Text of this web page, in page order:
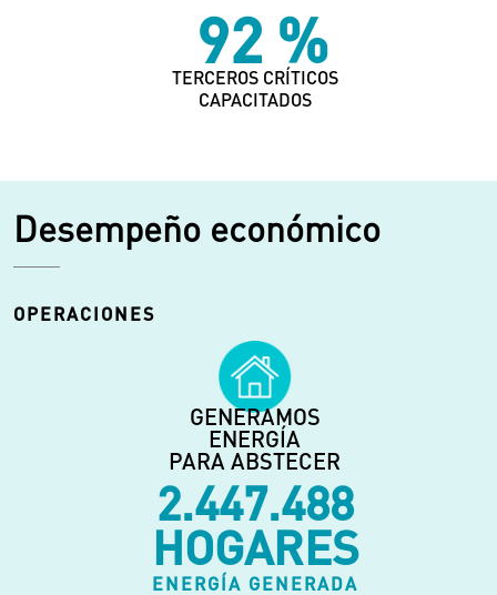
92 %
TERCEROS CRÍTICOS
CAPACITADOS
Desempeño económico
OPERACIONES
GENERAMOS
ENERGÍA
PARA ABSTECER
2.447.488
HOGARES
ENERGÍA GENERADA